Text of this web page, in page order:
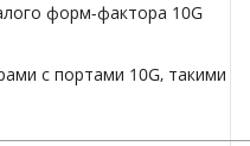
форм-фактора 10G
с портами 10G, такими